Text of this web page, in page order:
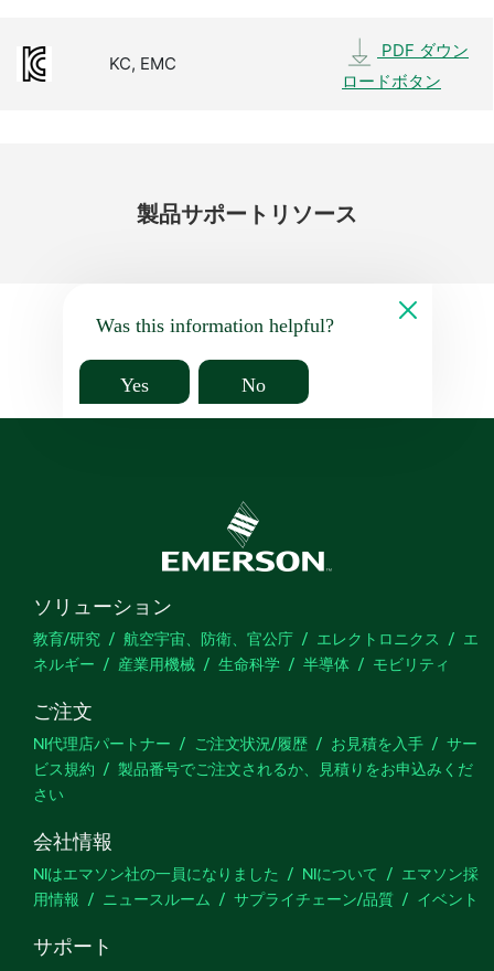
KC, EMC
PDF ダウン
ロードボタン
製品サポート リソース
Was this information helpful?
Yes No
ソリューション
教育/研究 航空宇宙、防衛、官公庁 エレクトロニクス
エ
ネルギー
産業用機械 生命科学 半導体 モビリティ
ご注文
NI代理店パートナー ご注文状況/履歴 お見積を入手
サー
ビス規約
製品番号でご注文されるか、見積りをお申込みくだ
さい
会社情報
NIはエマソン社の一員になりました NIについて
エマソン採
用情報
ニュースルーム サプライチェーン/品質 イベント
サポート